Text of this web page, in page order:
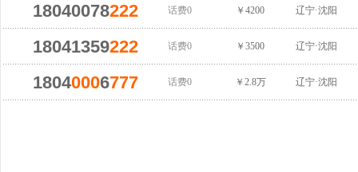
18040078222 话费0 ￥4200 辽宁·沈阳
18041359222 话费0 ￥3500 辽宁·沈阳
18040006777 话费0 ￥2.8万 辽宁·沈阳